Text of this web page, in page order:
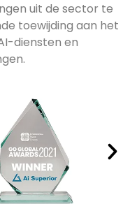
uit de sector te
toewijding aan het
diensten en